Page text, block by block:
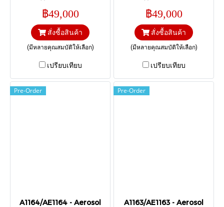
= 19,0 mm; Reference-height
= 5,12 mm I Range 4 – 8,5
mm.
฿49,000
สั่งซื้อสินค้า
(มีหลายคุณสมบัติให้เลือก)
เปรียบเทียบ
= 18,2 mm; Reference-height
= 5,0 mm I Range 4 – 8,5 mm.
฿49,000
สั่งซื้อสินค้า
(มีหลายคุณสมบัติให้เลือก)
เปรียบเทียบ
Pre-Order
A1164/AE1164 - Aerosol
Pre-Order
A1163/AE1163 - Aerosol